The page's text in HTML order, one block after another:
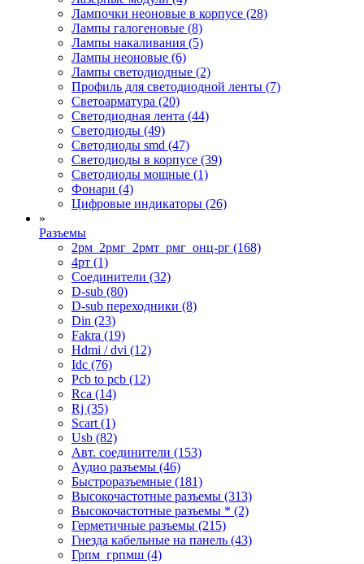
Лампочки неоновые в корпусе (28)
Лампы галогеновые (8)
Лампы накаливания (5)
Лампы неоновые (6)
Лампы светодиодные (2)
Профиль для светодиодной ленты (7)
Светоарматура (20)
Светодиодная лента (44)
Светодиоды (49)
Светодиоды smd (47)
Светодиоды в корпусе (39)
Светодиоды мощные (1)
Фонари (4)
Цифровые индикаторы (26)
»
Разъемы
2рм_2рмг_2рмт_рмг_онц-рг (168)
4рт (1)
Cоединители (32)
D-sub (80)
D-sub переходники (8)
Din (23)
Fakra (19)
Hdmi / dvi (12)
Idc (76)
Pcb to pcb (12)
Rca (14)
Rj (35)
Scart (1)
Usb (82)
Авт. соединители (153)
Аудио разъемы (46)
Быстроразъемные (181)
Высокочастотные разъемы (313)
Высокочастотные разъемы * (2)
Герметичные разъемы (215)
Гнезда кабельные на панель (43)
Грпм_грпмш (4)